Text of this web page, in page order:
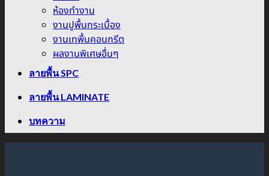
ห้องทำงาน
งานปูพื้นกระเบื้อง
งานเทพื้นคอนกรีต
ผลงานพิเศษอื่นๆ
ลายพื้น SPC
ลายพื้น LAMINATE
บทความ